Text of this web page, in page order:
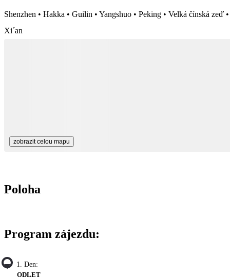
Shenzhen • Hakka • Guilin • Yangshuo • Peking • Velká čínská zeď •
Xi´an
zobrazit celou mapu
Poloha
Program zájezdu:
1. Den:
ODLET